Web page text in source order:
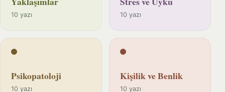
10 yazı 10 yazı
Psikopatoloji
10 yazı
Kişilik ve Benlik
10 yazı